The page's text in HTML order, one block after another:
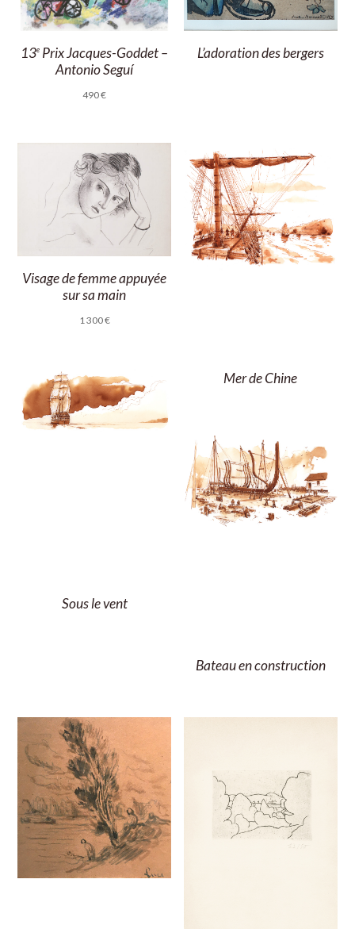
13e Prix Jacques-Goddet –
Antonio Seguí
490€
L’adoration des bergers
Visage de femme appuyée
sur sa main
1 300€
Mer de Chine
Sous le vent
Bateau en construction